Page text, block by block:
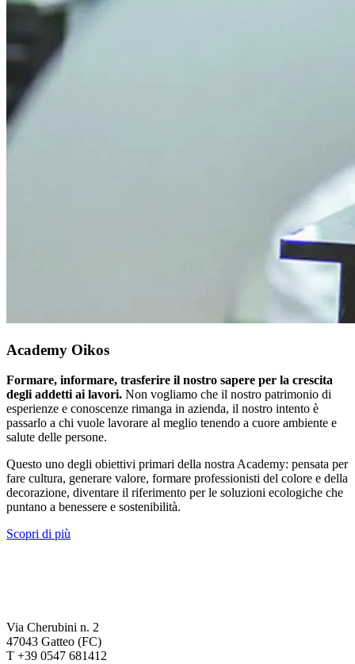
Academy Oikos
Formare, informare, trasferire il nostro sapere per la crescita
degli addetti ai lavori. Non vogliamo che il nostro patrimonio di
esperienze e conoscenze rimanga in azienda, il nostro intento è
passarlo a chi vuole lavorare al meglio tenendo a cuore ambiente e
salute delle persone.
Questo uno degli obiettivi primari della nostra Academy: pensata per
fare cultura, generare valore, formare professionisti del colore e della
decorazione, diventare il riferimento per le soluzioni ecologiche che
puntano a benessere e sostenibilità.
Scopri di più
Via Cherubini n. 2
47043 Gatteo (FC)
T +39 0547 681412